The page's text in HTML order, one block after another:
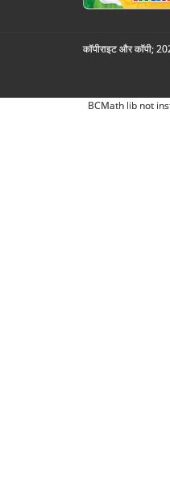
कॉपीराइट और कॉपी;
BCMath lib not